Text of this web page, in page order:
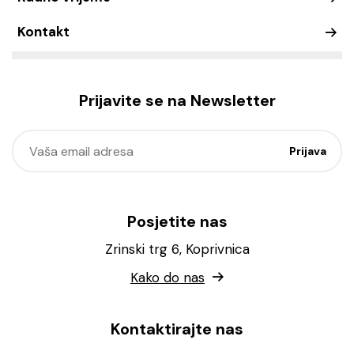
Kontakt
Prijavite se na Newsletter
Posjetite nas
Zrinski trg 6, Koprivnica
Kako do nas
Kontaktirajte nas